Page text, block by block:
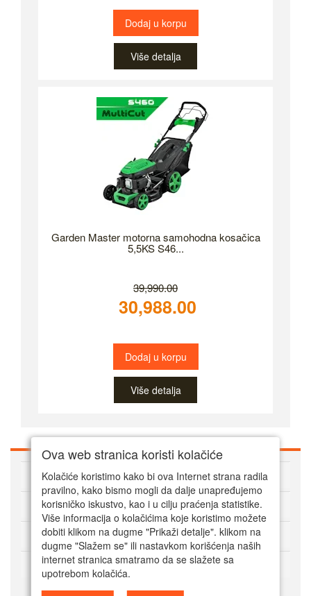
Dodaj u korpu
Više detalja
Garden Master motorna samohodna kosačica
5,5KS S46...
39,990.00
30,988.00
Dodaj u korpu
Više detalja
O Super alatima
Kako kupovati online
Korisnički servis
Način plaćanja
Ova web stranica koristi kolačiće
Kolačiće koristimo kako bi ova Internet strana radila
pravilno, kako bismo mogli da dalje unapređujemo
korisničko iskustvo, kao i u cilju praćenja statistike.
Više informacija o kolačićima koje koristimo možete
dobiti klikom na dugme "Prikaži detalje". klikom na
dugme "Slažem se" ili nastavkom korišćenja naših
internet stranica smatramo da se slažete sa
upotrebom kolačića.